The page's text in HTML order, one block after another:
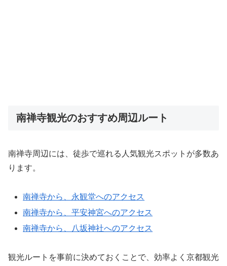
南禅寺観光のおすすめ周辺ルート
南禅寺周辺には、徒歩で巡れる人気観光スポットが多数あ
ります。
南禅寺から、永観堂へのアクセス
南禅寺から、平安神宮へのアクセス
南禅寺から、八坂神社へのアクセス
観光ルートを事前に決めておくことで、効率よく京都観光